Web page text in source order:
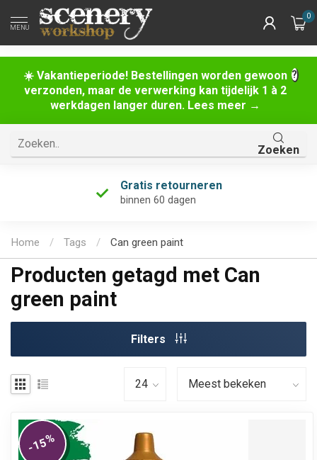
☀️ Vakantieperiode! Bestellingen worden gewoon
verzonden, maar de verwerking kan tijdelijk 1 à 2
werkdagen langer duren. Lees meer →
MENU
0
Zoeken
Gratis retourneren
binnen 60 dagen
Home / Tags / Can green paint
Producten getagd met Can
green paint
Filters
-15%